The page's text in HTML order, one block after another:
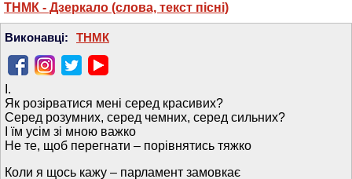
ТНМК - Дзеркало (слова, текст пісні)
Виконавці: ТНМК
І.
Як розірватися мені серед красивих?
Серед розумних, серед чемних, серед сильних?
І їм усім зі мною важко
Не те, щоб перегнати – порівнятись тяжко
Коли я щось кажу – парламент замовкає